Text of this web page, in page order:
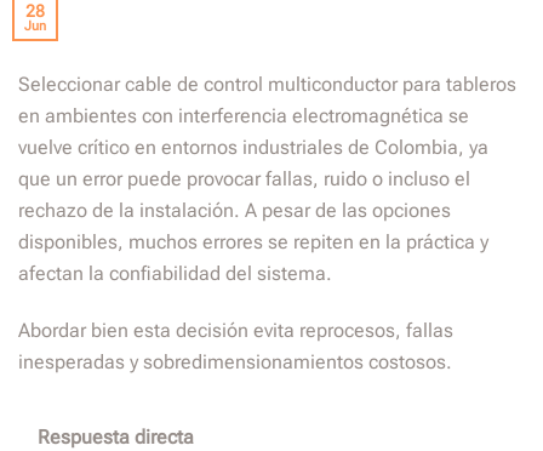
28
Jun
Seleccionar cable de control multiconductor para tableros
en ambientes con interferencia electromagnética se
vuelve crítico en entornos industriales de Colombia, ya
que un error puede provocar fallas, ruido o incluso el
rechazo de la instalación. A pesar de las opciones
disponibles, muchos errores se repiten en la práctica y
afectan la confiabilidad del sistema.
Abordar bien esta decisión evita reprocesos, fallas
inesperadas y sobredimensionamientos costosos.
Respuesta directa